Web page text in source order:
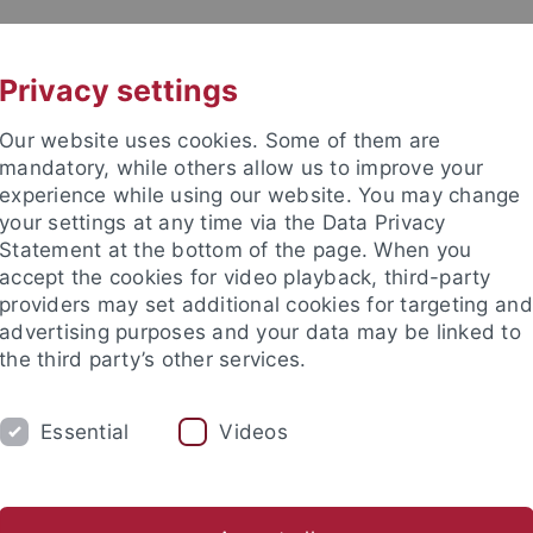
PERSONEN
des Mittelalters (Worm)
Privacy settings
Our website uses cookies. Some of them are
mandatory, while others allow us to improve your
experience while using our website. You may change
your settings at any time via the Data Privacy
Statement at the bottom of the page. When you
accept the cookies for video playback, third-party
providers may set additional cookies for targeting and
advertising purposes and your data may be linked to
the third party’s other services.
Essential Videos